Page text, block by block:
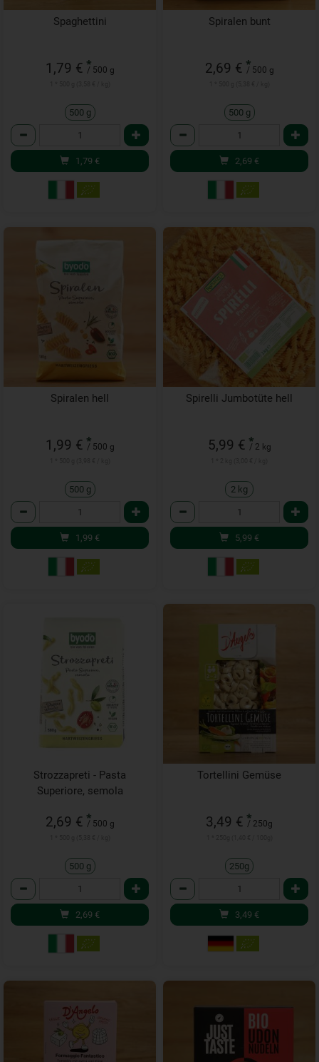
Spaghettini
1,79 € *
/ 500 g
500 g
Anzahl
1,79 €
Spiralen bunt
2,69 € *
/ 500 g
500 g
Anzahl
2,69 €
Spiralen hell
1,99 € *
/ 500 g
500 g
Anzahl
1,99 €
Spirelli Jumbotüte hell
5,99 € *
/ 2 kg
2 kg
Anzahl
5,99 €
Strozzapreti - Pasta
Superiore, semola
2,69 € *
/ 500 g
500 g
Anzahl
2,69 €
Tortellini Gemüse
3,49 € *
/ 250g
250g
Anzahl
3,49 €